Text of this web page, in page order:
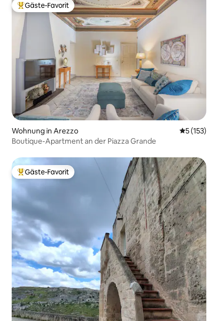
Beliebter Gäste-Favorit.
Gäste-Favorit
Wohnung in Arezzo
5 (153)
Boutique-Apartment an der Piazza Grande
Beliebter Gäste-Favorit.
Gäste-Favorit